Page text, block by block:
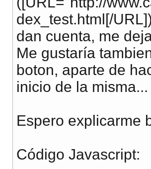
dex_test.html[/
dan cuenta, me
Me gustaría
boton, aparte de
inicio de la misma...
Espero explicarme
Código Javascript: